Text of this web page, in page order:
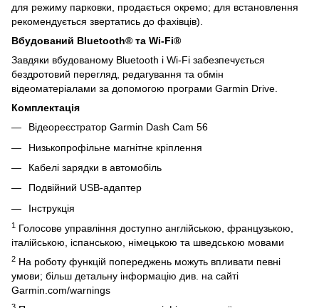
для режиму парковки, продається окремо; для встановлення
рекомендується звертатись до фахівців).
Вбудований Bluetooth® та Wi-Fi®
Завдяки вбудованому Bluetooth і Wi-Fi забезпечується
бездротовий перегляд, редагування та обмін
відеоматеріалами за допомогою програми Garmin Drive.
Комплектація
Відеореєстратор Garmin Dash Cam 56
Низькопрофільне магнітне кріплення
Кабелі зарядки в автомобіль
Подвійний USB-адаптер
Інструкція
1 Голосове управління доступно англійською, французькою,
італійською, іспанською, німецькою та шведською мовами
2 На роботу функцій попереджень можуть впливати певні
умови; більш детальну інформацію див. на сайті
Garmin.com/warnings